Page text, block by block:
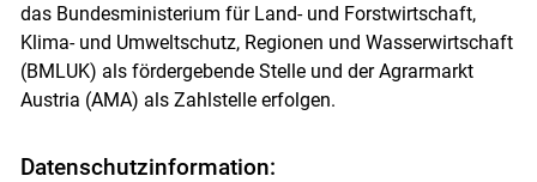
das Bundesministerium für Land- und Forstwirtschaft,
Klima- und Umweltschutz, Regionen und Wasserwirtschaft
(BMLUK) als fördergebende Stelle und der Agrarmarkt
Austria (AMA) als Zahlstelle erfolgen.
Datenschutzinformation: